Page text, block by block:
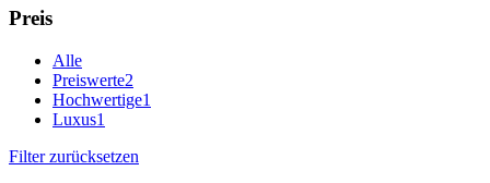
Preis
Alle
Preiswerte2
Hochwertige1
Luxus1
Filter zurücksetzen